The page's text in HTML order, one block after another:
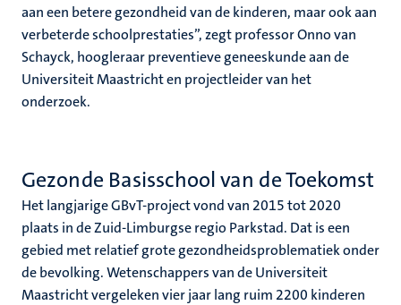
aan een betere gezondheid van de kinderen, maar ook aan
verbeterde schoolprestaties”, zegt professor Onno van
Schayck, hoogleraar preventieve geneeskunde aan de
Universiteit Maastricht en projectleider van het
onderzoek.
Gezonde Basisschool van de Toekomst
Het langjarige GBvT-project vond van 2015 tot 2020
plaats in de Zuid-Limburgse regio Parkstad. Dat is een
gebied met relatief grote gezondheidsproblematiek onder
de bevolking. Wetenschappers van de Universiteit
Maastricht vergeleken vier jaar lang ruim 2200 kinderen